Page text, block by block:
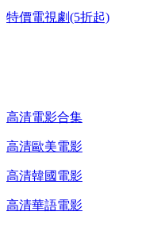
特價電視劇(5折起)
高清電影合集
高清歐美電影
高清韓國電影
高清華語電影